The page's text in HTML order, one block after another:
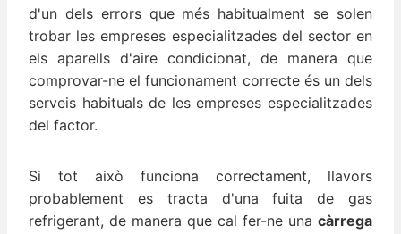
d'un dels errors que més habitualment se solen
trobar les empreses especialitzades del sector en
els aparells d'aire condicionat, de manera que
comprovar-ne el funcionament correcte és un dels
serveis habituals de les empreses especialitzades
del factor.
Si tot això funciona correctament, llavors
probablement es tracta d'una fuita de gas
refrigerant, de manera que cal fer-ne una càrrega